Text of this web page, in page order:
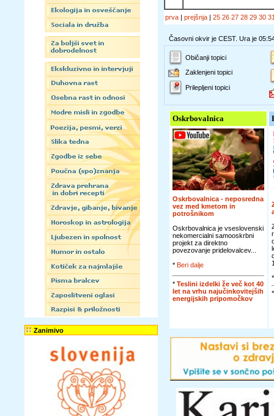
Zanimivo
prva | prejšnja | 25 26 27 28 29 30
Časovni okvir je CEST. Ura je
Običanji topici
Zaklenjeni topici
Prilepljeni topici
Oskrbovalnica
Oskrbovalnica - neposredna
vez med kmetom in
potrošnikom
Oskrbovalnica je vseslovenski
nekomercialni samooskrbni
projekt za direktno
povezovanje pridelovalcev...
* Beri dalje
* Teslini izdelki že več kot 40
let na vrhu najučinkovitejših
energijskih pripomočkov